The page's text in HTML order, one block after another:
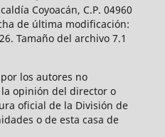
Coyoacán, C.P. 04960
de última modificación:
Tamaño del archivo 7.1
los autores no
opinión del director o
oficial de la División de
o de esta casa de